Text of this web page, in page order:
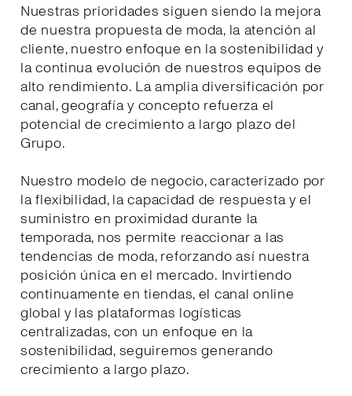
Nuestras prioridades siguen siendo la mejora
de nuestra propuesta de moda, la atención al
cliente, nuestro enfoque en la sostenibilidad y
la continua evolución de nuestros equipos de
alto rendimiento. La amplia diversificación por
canal, geografía y concepto refuerza el
potencial de crecimiento a largo plazo del
Grupo.
Nuestro modelo de negocio, caracterizado por
la flexibilidad, la capacidad de respuesta y el
suministro en proximidad durante la
temporada, nos permite reaccionar a las
tendencias de moda, reforzando así nuestra
posición única en el mercado. Invirtiendo
continuamente en tiendas, el canal online
global y las plataformas logísticas
centralizadas, con un enfoque en la
sostenibilidad, seguiremos generando
crecimiento a largo plazo.